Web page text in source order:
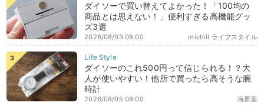
ダイソーで買い替えてよかった！「100均の
商品とは思えない！」便利すぎる高機能グッ
ズ3選
michill ライフスタイル
2026/08/03 08:00
ダイソーのこれ500円って信じられる！？大
人が使いやすい！他所で買ったら高そうな腕
時計
海原藍
2026/08/05 08:00